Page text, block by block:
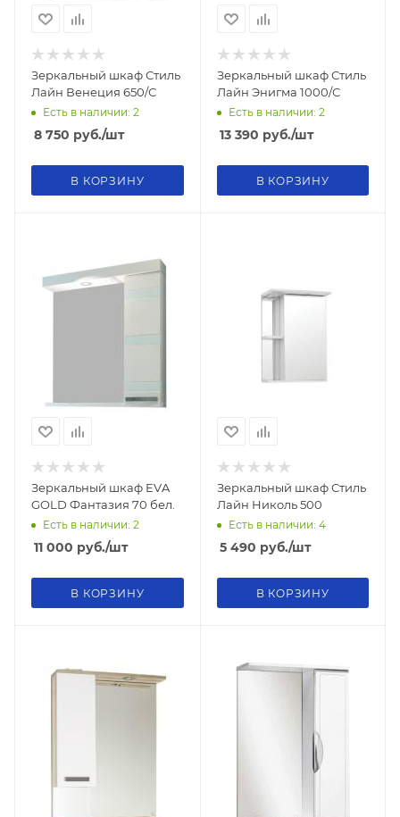
Зеркальный шкаф Стиль
Лайн Венеция 650/С
Есть в наличии: 2
8 750 руб./шт
В КОРЗИНУ
Зеркальный шкаф Стиль
Лайн Энигма 1000/С
Есть в наличии: 2
13 390 руб./шт
В КОРЗИНУ
Зеркальный шкаф EVA
GOLD Фантазия 70 бел.
Есть в наличии: 2
11 000 руб./шт
В КОРЗИНУ
Зеркальный шкаф Стиль
Лайн Николь 500
Есть в наличии: 4
5 490 руб./шт
В КОРЗИНУ